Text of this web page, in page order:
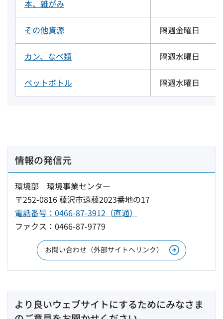
本、雑がみ
その他資源 隔週金曜日
カン、なべ類 隔週水曜日
ペットボトル 隔週水曜日
情報の発信元
環境部 環境事業センター
〒252-0816 藤沢市遠藤2023番地の17
電話番号：0466-87-3912（直通）
ファクス：0466-87-9779
お問い合わせ（外部サイトへリンク）
より良いウェブサイトにするためにみなさま